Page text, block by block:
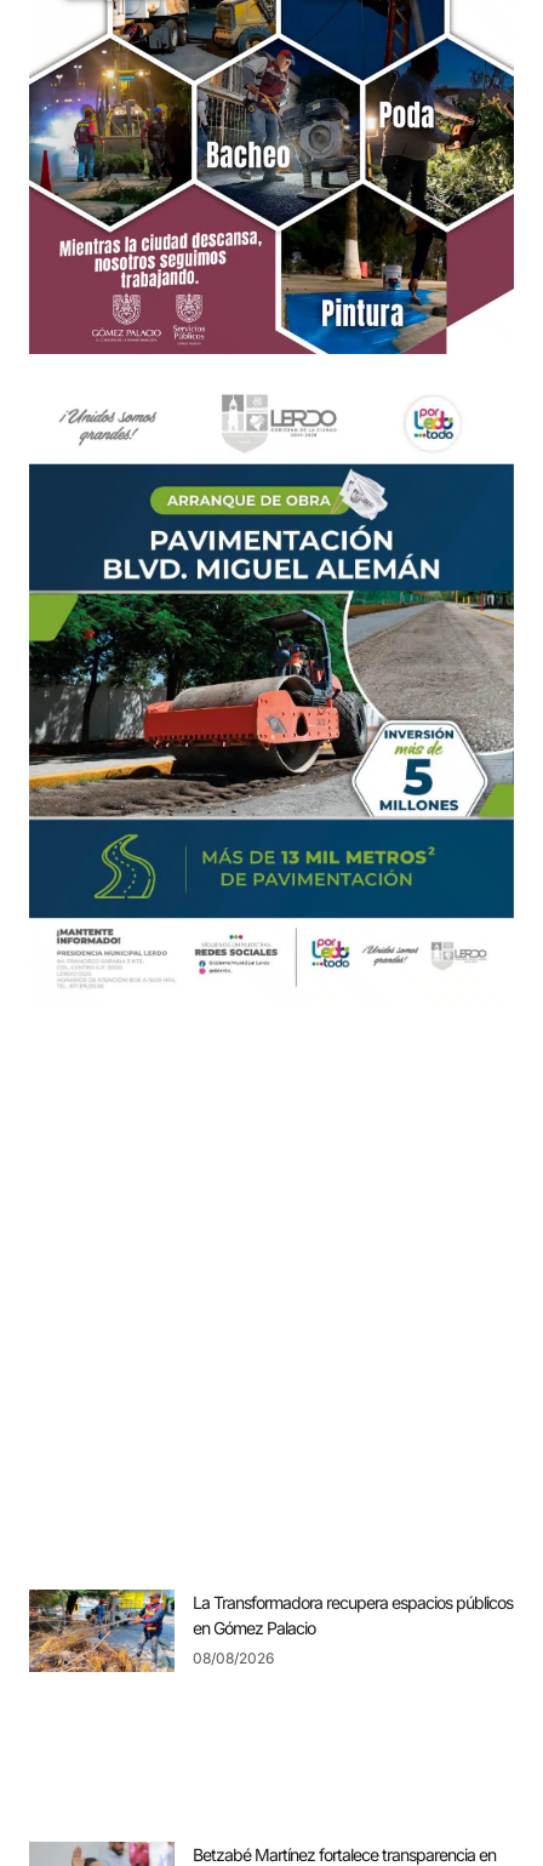
La Transformadora recupera espacios públicos
en Gómez Palacio
08/08/2026
Betzabé Martínez fortalece transparencia en